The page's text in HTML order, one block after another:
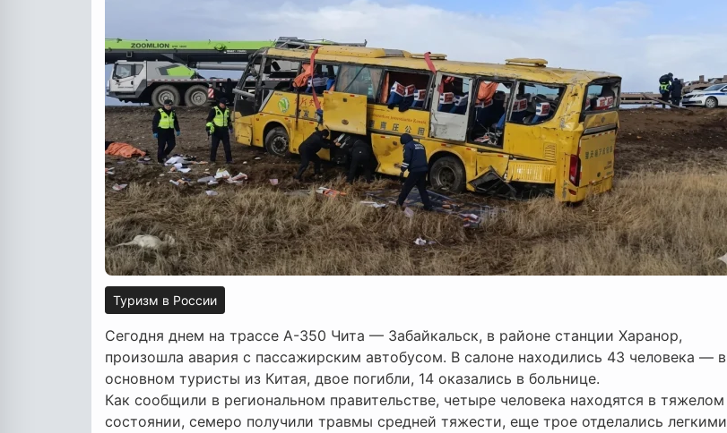
Туризм в России
Сегодня днем на трассе А-350 Чита — Забайкальск, в районе станции Харанор,
произошла авария с пассажирским автобусом. В салоне находились 43 человека — в
основном туристы из Китая, двое погибли, 14 оказались в больнице.
Как сообщили в региональном правительстве, четыре человека находятся в тяжелом
состоянии, семеро получили травмы средней тяжести, еще трое отделались легкими